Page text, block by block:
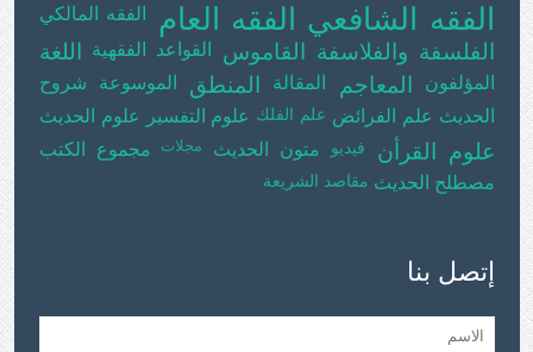
الفقه الشافعي الفقه العام الفقه المالكي
الفلسفة والفلاسفة القاموس القواعد الفقهية اللغة
المؤلفون المعاجم المقالة المنطق الموسوعة
شروح
الحديث علم الفرائض علم الفلك علوم التفسير علوم الحديث
علوم القرأن فيديو متون الحديث مجلات
مجموع الكتب
مصطلح الحديث مقاصد الشريعة
إتصل بنا